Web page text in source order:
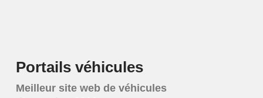
Portails véhicules
Meilleur site web de véhicules